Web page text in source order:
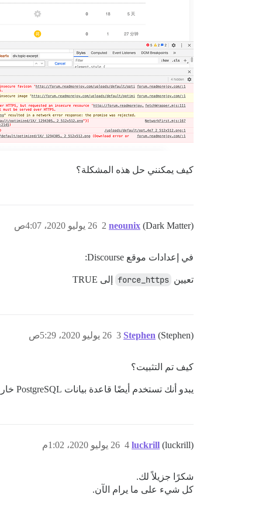
كيف يمكنني حل هذه المشكلة؟
neounix (Dark Matter) 26 يوليو 2020، 4:07ص 2
في إعدادات موقع Discourse:
تعيين force_https إلى TRUE
Stephen (Stephen) 26 يوليو 2020، 5:29ص 3
كيف تم التثبيت؟
يبدو أنك تستخدم أيضًا قاعدة بيانات PostgreSQL خارجية.
luckrill (luckrill) 26 يوليو 2020، 1:02م 4
شكرًا جزيلاً لك.
كل شيء على ما يرام الآن.